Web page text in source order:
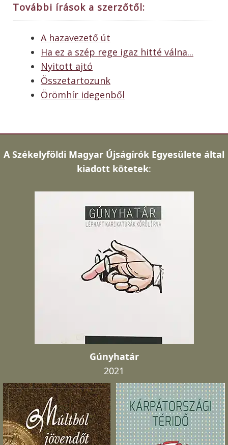
További írások a szerzőtől:
A hazavezető út
Ha ez a szép rege igaz hitté válna...
Nyitott ajtó
Összetartozunk
Örömhír idegenből
A Székelyföldi Magyar Újságírók Egyesülete által
kiadott kötetek:
Gúnyhatár
2021